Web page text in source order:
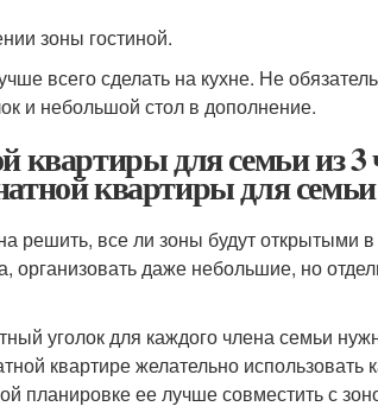
зоны гостиной.
всего сделать на кухне. Не
и небольшой стол в дополнение.
квартиры для семьи из
квартиры для семьи
решить, все ли зоны будут открытыми
организовать даже небольшие, но
уголок для каждого члена семьи
квартире желательно
планировке ее лучше совместить с